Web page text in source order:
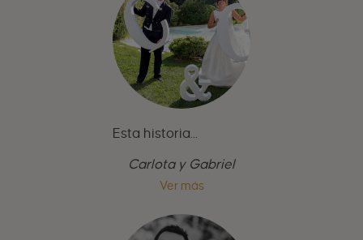
Esta historia...
Carlota y Gabriel
Ver más